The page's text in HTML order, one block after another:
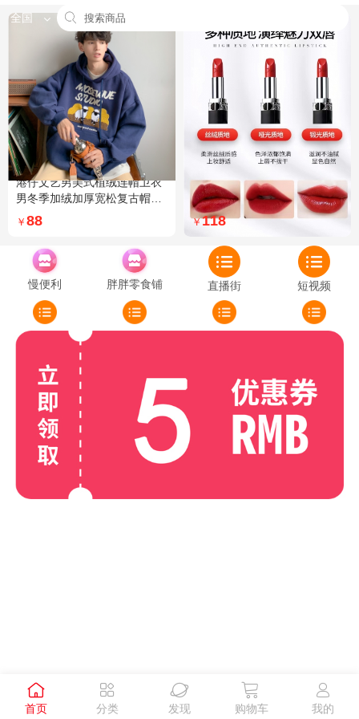
全国
港仔文艺男美式植绒连帽卫衣
男冬季加绒加厚宽松复古帽衫
外套 XXL 加绒 5XL 灰色加绒
￥ 88
Dior迪奥全新烈艳蓝金口红品
牌授权经典藤格纹饰带丝绒质
地999色号传奇红唇哑光 哑光
￥118
慢便利 胖胖零食铺 直播街 短视频

首页

分类

发现

购物车

我的